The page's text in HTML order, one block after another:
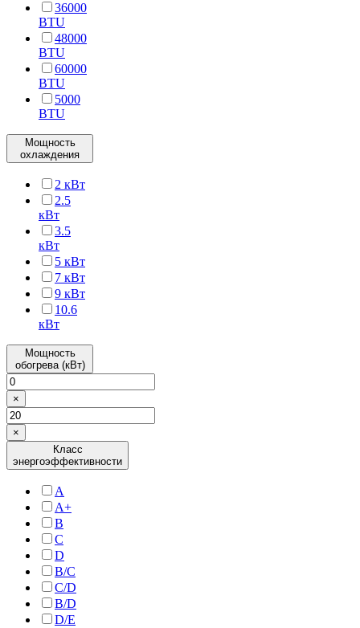
36000
BTU
48000
BTU
60000
BTU
5000
BTU
Мощность
охлаждения
2 кВт
2.5
кВт
3.5
кВт
5 кВт
7 кВт
9 кВт
10.6
кВт
Мощность
обогрева (кВт)
×
×
Класс
энергоэффективности
A
A+
B
C
D
B/C
C/D
B/D
D/E